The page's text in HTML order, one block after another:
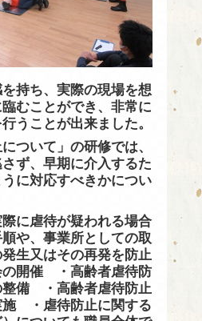
持ち、実際の現場を想
むことができ、非常に
うことが出来ました。
ついて」の研修では、
ず、早期に介入するた
に対応すべきかについ
に虐待が疑われる場合
や、事業所としての取
生又はその再発を防止
の開催 ・高齢者虐待防
整備 ・高齢者虐待防止
施 ・虐待防止に関する